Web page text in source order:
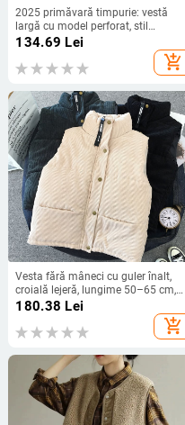
2025 primăvară timpurie: vestă
largă cu model perforat, stil
european, plus size, top fără mâneci
134.69 Lei
add_shopping_cart
Vesta fără mâneci cu guler înalt,
croială lejeră, lungime 50–65 cm,
poliester 70–80%
180.38 Lei
add_shopping_cart